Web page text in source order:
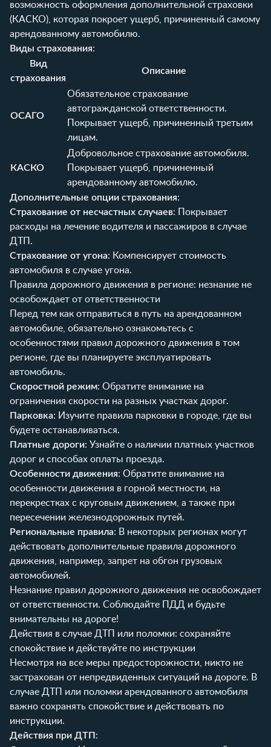
возможность оформления дополнительной страховки
(КАСКО), которая покроет ущерб, причиненный самому
арендованному автомобилю.
Виды страхования:
Вид
страхования
Описание
ОСАГО
Обязательное страхование
автогражданской ответственности.
Покрывает ущерб, причиненный третьим
лицам.
КАСКО
Добровольное страхование автомобиля.
Покрывает ущерб, причиненный
арендованному автомобилю.
Дополнительные опции страхования:
Страхование от несчастных случаев: Покрывает
расходы на лечение водителя и пассажиров в случае
ДТП.
Страхование от угона: Компенсирует стоимость
автомобиля в случае угона.
Правила дорожного движения в регионе: незнание не
освобождает от ответственности
Перед тем как отправиться в путь на арендованном
автомобиле, обязательно ознакомьтесь с
особенностями правил дорожного движения в том
регионе, где вы планируете эксплуатировать
автомобиль.
Скоростной режим: Обратите внимание на
ограничения скорости на разных участках дорог.
Парковка: Изучите правила парковки в городе, где вы
будете останавливаться.
Платные дороги: Узнайте о наличии платных участков
дорог и способах оплаты проезда.
Особенности движения: Обратите внимание на
особенности движения в горной местности, на
перекрестках с круговым движением, а также при
пересечении железнодорожных путей.
Региональные правила: В некоторых регионах могут
действовать дополнительные правила дорожного
движения, например, запрет на обгон грузовых
автомобилей.
Незнание правил дорожного движения не освобождает
от ответственности. Соблюдайте ПДД и будьте
внимательны на дороге!
Действия в случае ДТП или поломки: сохраняйте
спокойствие и действуйте по инструкции
Несмотря на все меры предосторожности, никто не
застрахован от непредвиденных ситуаций на дороге. В
случае ДТП или поломки арендованного автомобиля
важно сохранять спокойствие и действовать по
инструкции.
Действия при ДТП :